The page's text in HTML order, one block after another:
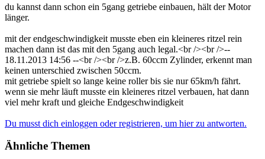
du kannst dann schon ein 5gang getriebe einbauen, hält der Motor
länger.
mit der endgeschwindigkeit musste eben ein kleineres ritzel rein
machen dann ist das mit den 5gang auch legal.<br /><br />--
18.11.2013 14:56 --<br /><br />z.B. 60ccm Zylinder, erkennt man
keinen unterschied zwischen 50ccm.
mit getriebe spielt so lange keine roller bis sie nur 65km/h fährt.
wenn sie mehr läuft musste ein kleineres ritzel verbauen, hat dann
viel mehr kraft und gleiche Endgeschwindigkeit
Du musst dich einloggen oder registrieren, um hier zu antworten.
Ähnliche Themen